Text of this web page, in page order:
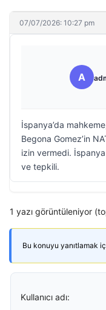
07/07/2026: 10:27 pm
A
İspanya’da
Begona Gomez’in
izin vermedi. İspanya
ve tepkili.
1 yazı görüntüleniyor
Bu konuyu yanıtlamak
Kullanıcı adı: